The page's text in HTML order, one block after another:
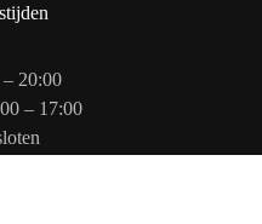
20:00
– 17:00